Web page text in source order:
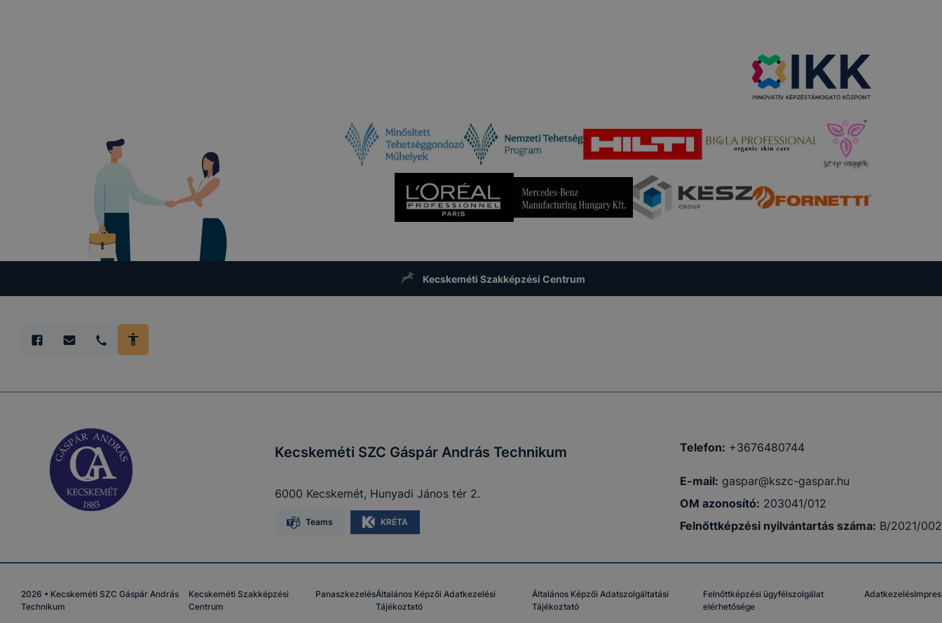
Kecskeméti Szakképzési Centrum
Kecskeméti SZC Gáspár András Technikum
6000 Kecskemét, Hunyadi János tér 2.
Teams KRÉTA
Telefon: +3676480744
E-mail: gaspar@kszc-gaspar.hu
OM azonosító: 203041/012
Felnőttképzési nyilvántartás száma: B/2021/
2026 • Kecskeméti SZC Gáspár András
Technikum
Kecskeméti Szakképzési
Centrum
PanaszkezelésÁltalános Képzői Adatkezelési
Tájékoztató
Általános Képzői Adatszolgáltatási
Tájékoztató
Felnőttképzési ügyfélszolgálat
elérhetősége
Adatkezelés